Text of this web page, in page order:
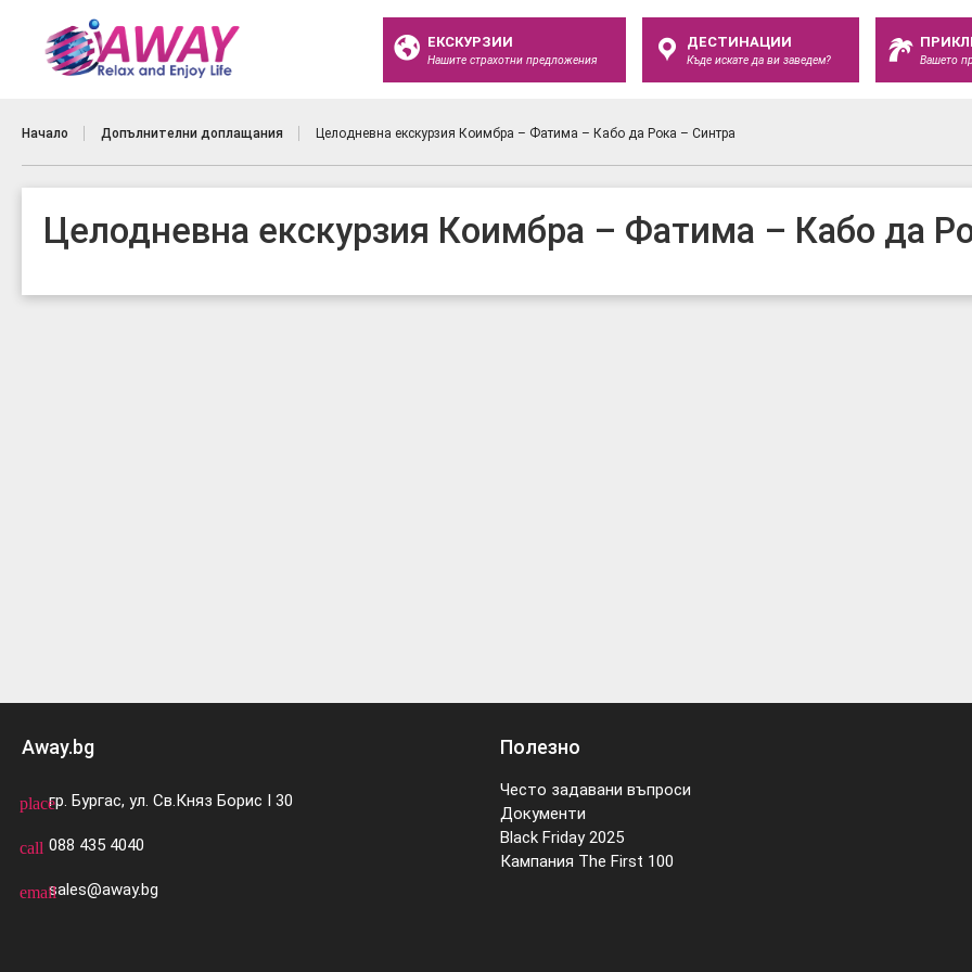
ЕКСКУРЗИИ
Нашите страхотни предложения
ДЕСТИНАЦИИ
Къде искате да ви заведем? Вашето
Начало Допълнителни доплащания Целодневна екскурзия Коимбра – Фатима – Кабо да Рока – Синтра
Целодневна екскурзия Коимбра – Фатима – Кабо да
Away.bg
placeгр. Бургас, ул. Св.Княз Борис I 30
call 088 435 4040
emailsales@away.bg
Полезно
Често задавани въпроси
Документи
Black Friday 2025
Кампания The First 100